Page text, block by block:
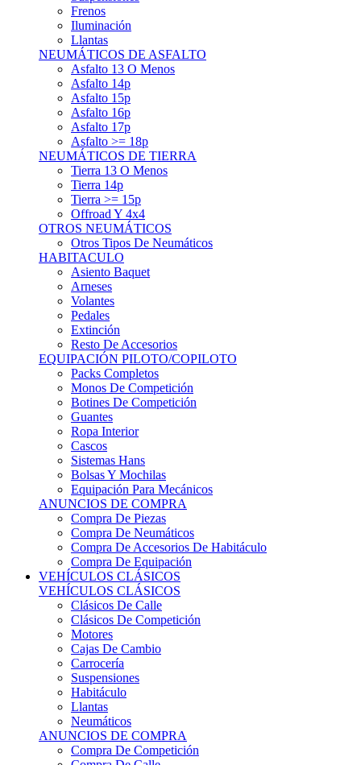
Iluminación
Llantas
NEUMÁTICOS DE ASFALTO
Asfalto 13 O Menos
Asfalto 14p
Asfalto 15p
Asfalto 16p
Asfalto 17p
Asfalto >= 18p
NEUMÁTICOS DE TIERRA
Tierra 13 O Menos
Tierra 14p
Tierra >= 15p
Offroad Y 4x4
OTROS NEUMÁTICOS
Otros Tipos De Neumáticos
HABITACULO
Asiento Baquet
Arneses
Volantes
Pedales
Extinción
Resto De Accesorios
EQUIPACIÓN PILOTO/COPILOTO
Packs Completos
Monos De Competición
Botines De Competición
Guantes
Ropa Interior
Cascos
Sistemas Hans
Bolsas Y Mochilas
Equipación Para Mecánicos
ANUNCIOS DE COMPRA
Compra De Piezas
Compra De Neumáticos
Compra De Accesorios De Habitáculo
Compra De Equipación
VEHÍCULOS CLÁSICOS
VEHÍCULOS CLÁSICOS
Clásicos De Calle
Clásicos De Competición
Motores
Cajas De Cambio
Carrocería
Suspensiones
Habitáculo
Llantas
Neumáticos
ANUNCIOS DE COMPRA
Compra De Competición
Compra De Calle
Compra De Piezas